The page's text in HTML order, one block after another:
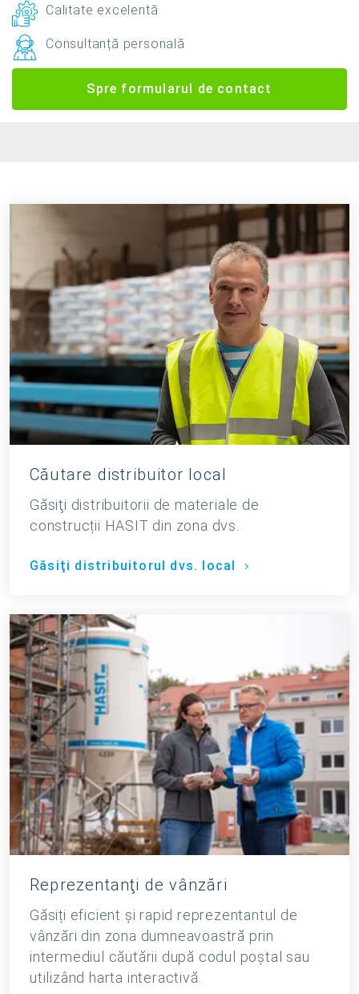
Calitate excelentă
Consultanță personală
Spre formularul de contact
Căutare distribuitor local
Găsiţi distribuitorii de materiale de
construcții HASIT din zona dvs.
Găsiţi distribuitorul dvs. local
Reprezentanţi de vânzări
Găsiți eficient și rapid reprezentantul de
vânzări din zona dumneavoastră prin
intermediul căutării după codul poştal sau
utilizând harta interactivă.